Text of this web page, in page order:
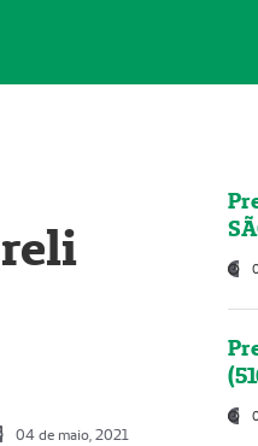
04 de maio, 2021